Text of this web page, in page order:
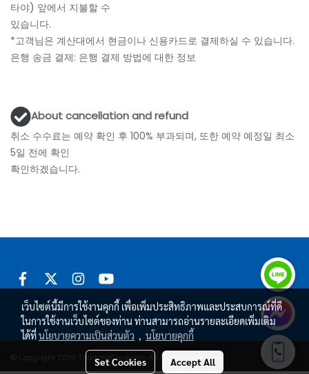
타야) 앞에서 지불할 수
있습니다.
*고객님은 계산대에서 현금이나 신용카드로 결제하실 수 있습니다.
은행 송금 결제: 은행 결제 방법에 대한 정보
About cancellation and refund
취소 수수료는 예약 확인 후 100% 부과되며, 또한 예약 예정일 최소
5일 전에 확인
확인하겠습니다.
© Copyright 2019 ThailandCard.com All Rights Reserved.
เว็บไซต์นี้มีการใช้งานคุกกี้ เพื่อเพิ่มประสิทธิภาพและประสบการณ์ที่ดี
ในการใช้งานเว็บไซต์ของท่าน ท่านสามารถอ่านรายละเอียดเพิ่มเติม
ได้ที่นโยบายความเป็นส่วนตัว , นโยบายคุกกี้
Set Cookies Accept All